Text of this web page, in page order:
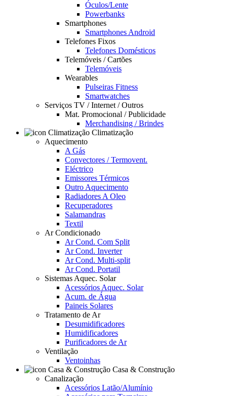
Óculos/Lente
Powerbanks
Smartphones
Smartphones Android
Telefones Fixos
Telefones Domésticos
Telemóveis / Cartões
Telemóveis
Wearables
Pulseiras Fitness
Smartwatches
Serviços TV / Internet / Outros
Mat. Promocional / Publicidade
Merchandising / Brindes
Climatização
Aquecimento
A Gás
Convectores / Termovent.
Eléctrico
Emissores Térmicos
Outro Aquecimento
Radiadores A Oleo
Recuperadores
Salamandras
Textil
Ar Condicionado
Ar Cond. Com Split
Ar Cond. Inverter
Ar Cond. Multi-split
Ar Cond. Portatil
Sistemas Aquec. Solar
Acessórios Aquec. Solar
Acum. de Água
Paineis Solares
Tratamento de Ar
Desumidificadores
Humidificadores
Purificadores de Ar
Ventilação
Ventoinhas
Casa & Construção
Canalização
Acessórios Latão/Alumínio